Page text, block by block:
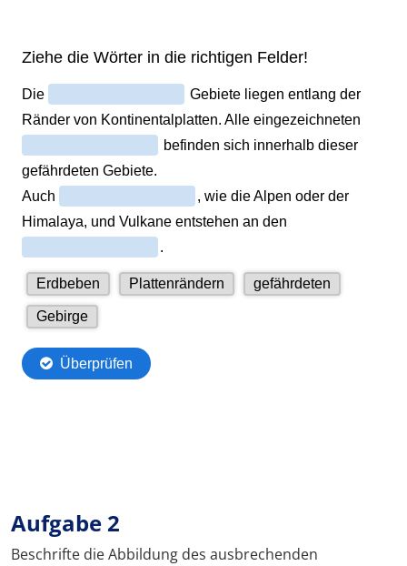
Aufgabe 2
Beschrifte die Abbildung des ausbrechenden